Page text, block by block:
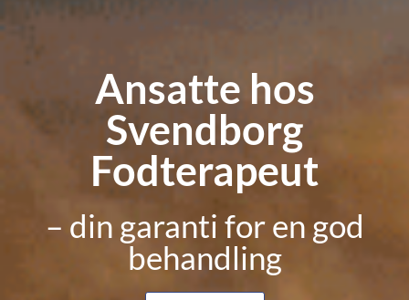
Ansatte hos
Svendborg
Fodterapeut
– din garanti for en god
behandling